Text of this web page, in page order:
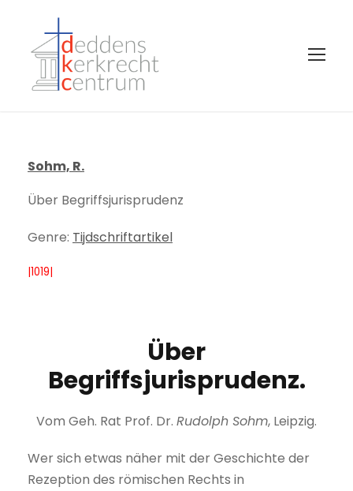
Sohm, R.
Über Begriffsjurisprudenz
Genre: Tijdschriftartikel
|1019|
Über
Begriffsjurisprudenz.
Vom Geh. Rat Prof. Dr. Rudolph Sohm, Leipzig.
Wer sich etwas näher mit der Geschichte der
Rezeption des römischen Rechts in